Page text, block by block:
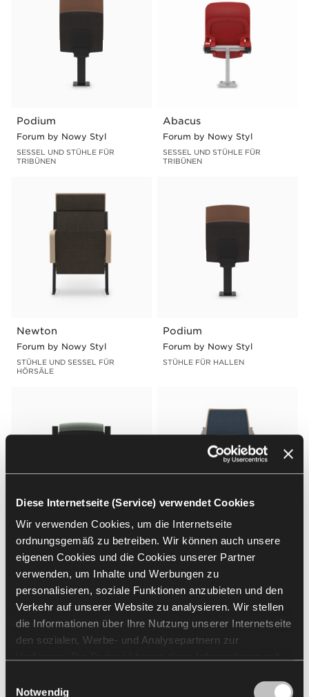
Diese Internetseite (Service) verwendet Cookies
Wir verwenden Cookies, um die Internetseite
ordnungsgemäß zu betreiben. Wir können auch unsere
eigenen Cookies und die Cookies unserer Partner
verwenden, um Inhalte und Werbungen zu
personalisieren, soziale Funktionen anzubieten und den
Verkehr auf unserer Website zu analysieren. Wir stellen
die Informationen über Ihre Nutzung unserer Internetseite
den sozialen, Werbe- und Analysepartnern zur
erhaltenen Daten kombinieren. Die Verwendung von
Notwendig
Podium
Forum by Nowy Styl
SESSEL UND STÜHLE FÜR
TRIBÜNEN
Abacus
Forum by Nowy Styl
SESSEL UND STÜHLE FÜR
TRIBÜNEN
Newton
Forum by Nowy Styl
STÜHLE UND SESSEL FÜR
HÖRSÄLE
Podium
Forum by Nowy Styl
STÜHLE FÜR HALLEN
Theo
Forum by Nowy Styl
SESSEL UND STÜHLE FÜR
Vision
Forum by Nowy Styl
STÜHLE UND SESSEL FÜR
HÖRSÄLE